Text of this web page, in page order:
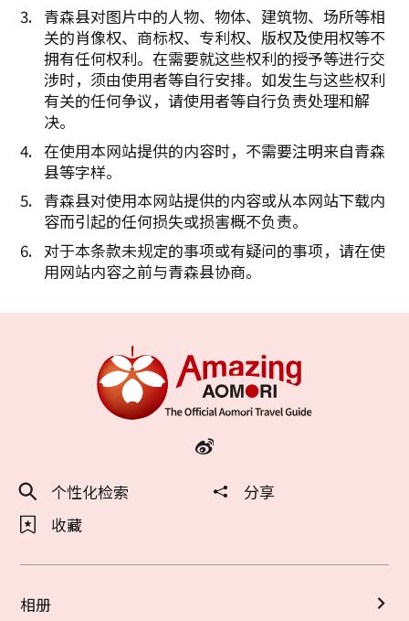
青森县对图片中的人物、物体、建筑物、场所等相
关的肖像权、商标权、专利权、版权及使用权等不
拥有任何权利。在需要就这些权利的授予等进行交
涉时，须由使用者等自行安排。如发生与这些权利
有关的任何争议，请使用者等自行负责处理和解
决。
在使用本网站提供的内容时，不需要注明来自青森
县等字样。
青森县对使用本网站提供的内容或从本网站下载内
容而引起的任何损失或损害概不负责。
对于本条款未规定的事项或有疑问的事项，请在使
用网站内容之前与青森县协商。
个性化检索
分享
收藏
相册